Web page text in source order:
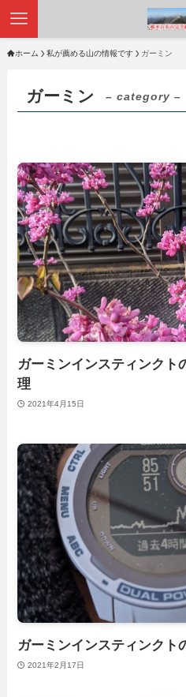
ホーム 私が薦める山の情報です ガーミン
ガーミン – category –
ガーミンインスティンク
理
2021年4月15日
ガーミンインスティンク
2021年2月17日